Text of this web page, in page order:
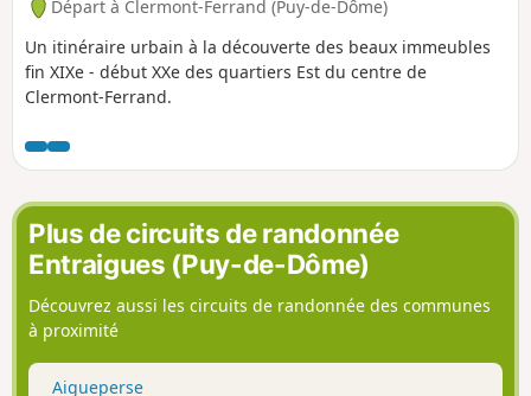
Départ à Clermont-Ferrand (Puy-de-Dôme)
Un itinéraire urbain à la découverte des beaux immeubles
fin XIXe - début XXe des quartiers Est du centre de
Clermont-Ferrand.
Plus de circuits de randonnée
Entraigues (Puy-de-Dôme)
Découvrez aussi les circuits de randonnée des communes
à proximité
Aigueperse